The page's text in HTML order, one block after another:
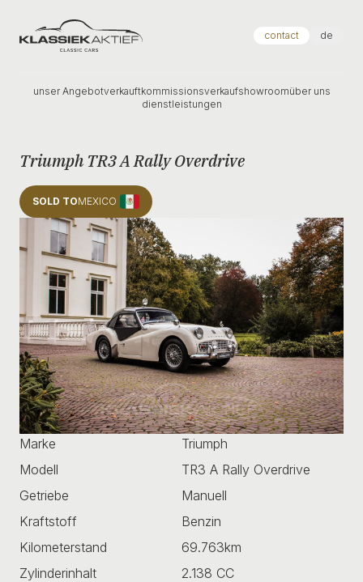
Klassiek Aktief contact de
unser Angebotverkauftkommissionsverkaufshowroomüber uns
dienstleistungen
Triumph TR3 A Rally Overdrive
SOLD TOMEXICO
Marke
Triumph
Modell
TR3 A Rally Overdrive
Getriebe
Manuell
Kraftstoff
Benzin
Kilometerstand
69.763km
Zylinderinhalt
2.138 CC